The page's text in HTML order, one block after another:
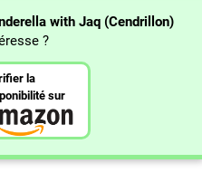
with Jaq (Cendrillon)
?
la
sur